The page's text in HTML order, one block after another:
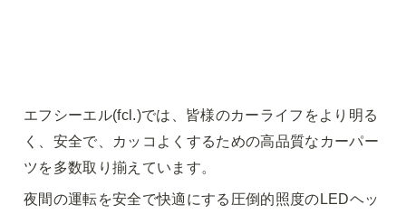
エフシーエル(fcl.)では、皆様のカーライフをより明る
く、安全で、カッコよくするための高品質なカーパー
ツを多数取り揃えています。
夜間の運転を安全で快適にする圧倒的照度のLEDヘッ